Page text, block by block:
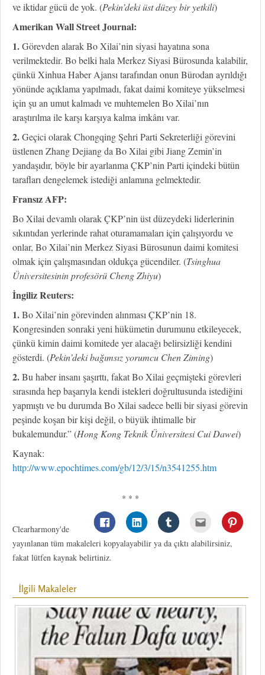
ve iktidar gücü de yok. (Pekin’deki üst düzey bir yetkili)
Amerikan Wall Street Journal:
1.Görevden alarak Bo Xilai’nin siyasi hayatına sona
verilmektedir. Bo belki hala Merkez Siyasi Bürosunda kalabilir,
çünkü Xinhua Haber Ajansı tarafından onun Bürodan ayrıldığı
yönünde açıklama yapılmadı, fakat daimi komiteye yükselmesi
için şu an umut kalmadı ve muhtemelen Bo Xilai’nın
araştırılma ile karşı karşıya kalma imkânı var.
2.Geçici olarak Chongqing Şehri Parti Sekreterliği görevini
üstlenen Zhang Dejiang da Bo Xilai gibi Jiang Zemin’in
yandaşıdır, böyle bir ayarlanma ÇKP’nin Parti içindeki bütün
tarafları dengelemek istediği anlamına gelmektedir.
Fransız AFP:
Bo Xilai devamlı olarak ÇKP’nin üst düzeydeki liderlerinin
sıkıntıdan yerlerinde rahat oturamamaları için çalışıyordu ve
onlar, Bo Xilai’nin Merkez Siyasi Bürosunun daimi komitesi
olmak için çalışmasından oldukça gücendiler. (Tsinghua
Üniversitesinin profesörü Cheng Zhiyu)
İngiliz Reuters:
1.Bo Xilai’nin görevinden alınması ÇKP’nin 18.
Kongresinden sonraki yeni hükümetin durumunu etkileyecek,
çünkü kimin daimi komitede yer alacağı belirsizliği kendini
gösterdi. (Pekin’deki bağımsız yorumcu Chen Ziming)
2.Bu haber insanı şaşırttı, fakat Bo Xilai geçmişteki görevleri
sırasında hep başarıyla kendi istekleri doğrultusunda istediğini
yapmıştı ve bu durumda Bo Xilai sadece belli bir siyasi görevin
peşinde koşan bir kişi değil, o büyük ihtimalle bir
bukalemundur.” (Hong Kong Teknik Üniversitesi Cui Dawei)
Kaynak:
http://www.epochtimes.com/gb/12/3/15/n3541255.htm
* * *
Clearharmony'de
yayınlanan tüm makaleleri kopyalayabilir ya da çıktı alabilirsiniz,
fakat lütfen kaynak belirtiniz.
İlgili Makaleler